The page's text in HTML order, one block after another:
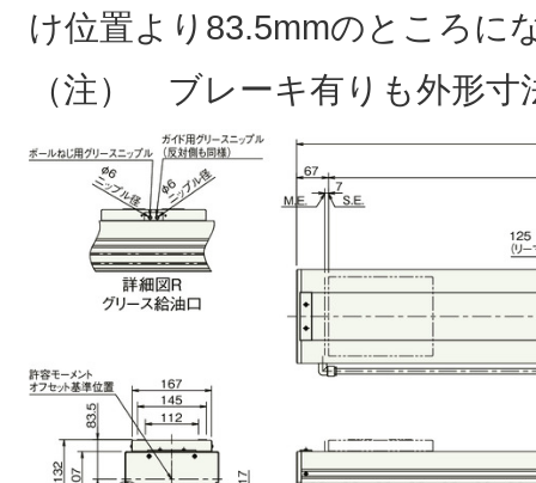
け位置より83.5mmのところに
（注） ブレーキ有りも外形寸